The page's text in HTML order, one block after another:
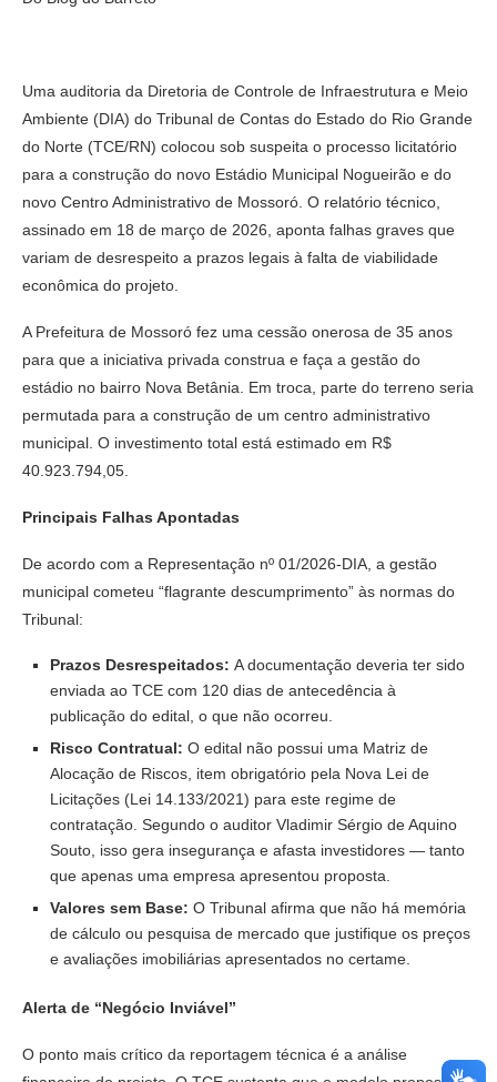
Uma auditoria da Diretoria de Controle de Infraestrutura e Meio
Ambiente (DIA) do Tribunal de Contas do Estado do Rio Grande
do Norte (TCE/RN) colocou sob suspeita o processo licitatório
para a construção do novo Estádio Municipal Nogueirão e do
novo Centro Administrativo de Mossoró. O relatório técnico,
assinado em 18 de março de 2026, aponta falhas graves que
variam de desrespeito a prazos legais à falta de viabilidade
econômica do projeto.
A Prefeitura de Mossoró fez uma cessão onerosa de 35 anos
para que a iniciativa privada construa e faça a gestão do
estádio no bairro Nova Betânia. Em troca, parte do terreno seria
permutada para a construção de um centro administrativo
municipal. O investimento total está estimado em R$
40.923.794,05.
Principais Falhas Apontadas
De acordo com a Representação nº 01/2026-DIA, a gestão
municipal cometeu “flagrante descumprimento” às normas do
Tribunal:
Prazos Desrespeitados: A documentação deveria ter sido
enviada ao TCE com 120 dias de antecedência à
publicação do edital, o que não ocorreu.
Risco Contratual: O edital não possui uma Matriz de
Alocação de Riscos, item obrigatório pela Nova Lei de
Licitações (Lei 14.133/2021) para este regime de
contratação. Segundo o auditor Vladimir Sérgio de Aquino
Souto, isso gera insegurança e afasta investidores — tanto
que apenas uma empresa apresentou proposta.
Valores sem Base: O Tribunal afirma que não há memória
de cálculo ou pesquisa de mercado que justifique os preços
e avaliações imobiliárias apresentados no certame.
Alerta de “Negócio Inviável”
O ponto mais crítico da reportagem técnica é a análise